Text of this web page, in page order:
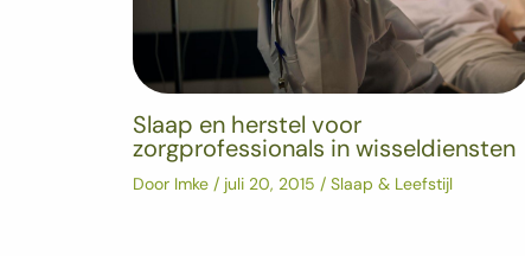
Slaap en herstel voor
zorgprofessionals in wisseldiensten
Door Imke / juli 20, 2015 / Slaap & Leefstijl